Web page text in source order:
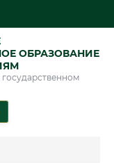
ОБРАЗОВАНИЕ